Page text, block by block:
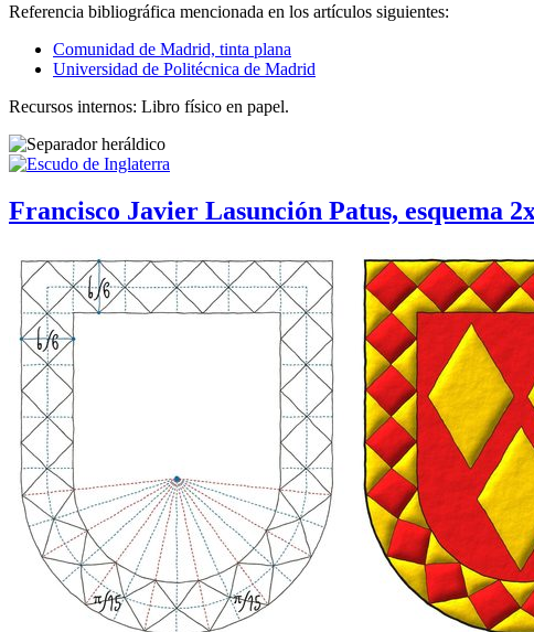
Referencia bibliográfica mencionada en los artículos siguientes:
Comunidad de Madrid, tinta plana
Universidad de Politécnica de Madrid
Recursos internos: Libro físico en papel.
Francisco Javier Lasunción Patus, esquema